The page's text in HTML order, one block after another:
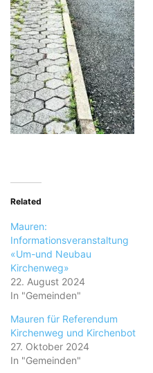
Related
Mauren:
Informationsveranstaltung
«Um-und Neubau
Kirchenweg»
22. August 2024
In "Gemeinden"
Mauren für Referendum
Kirchenweg und Kirchenbot
27. Oktober 2024
In "Gemeinden"